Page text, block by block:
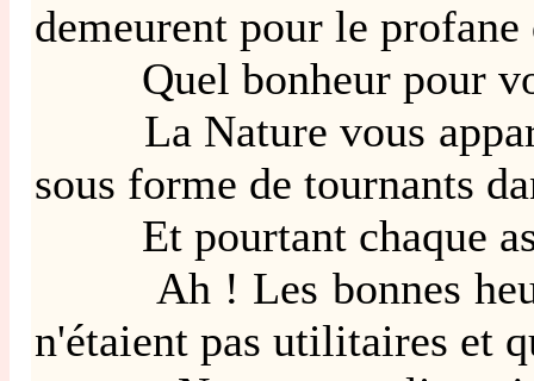
demeurent pour le
Quel bonheur pour
La Nature vous
sous forme de tournants
Et pourtant chaque
Ah ! Les bonnes
n'étaient pas utilitaires et